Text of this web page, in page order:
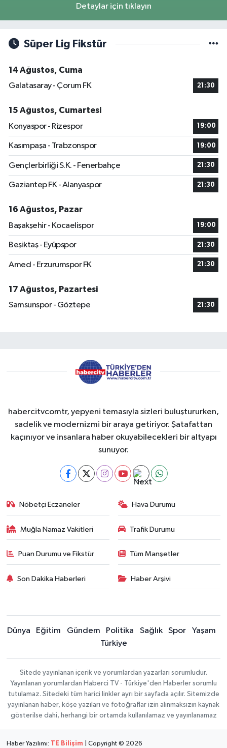
Detaylar için tıklayın
Süper Lig Fikstür
14 Ağustos, Cuma
Galatasaray - Çorum FK
21:30
15 Ağustos, Cumartesi
Konyaspor - Rizespor
19:00
Kasımpaşa - Trabzonspor 19:00
Gençlerbirliği S.K. - Fenerbahçe 21:30
Gaziantep FK - Alanyaspor 21:30
16 Ağustos, Pazar
Başakşehir - Kocaelispor
19:00
Beşiktaş - Eyüpspor 21:30
Amed - Erzurumspor FK 21:30
17 Ağustos, Pazartesi
Samsunspor - Göztepe
21:30
habercitvcomtr, yepyeni temasıyla sizleri buluştururken,
sadelik ve modernizmi bir araya getiriyor. Şatafattan
kaçınıyor ve insanlara haber okuyabilecekleri bir altyapı
sunuyor.
Nöbetçi Eczaneler Hava Durumu
Muğla Namaz Vakitleri Trafik Durumu
Puan Durumu ve Fikstür Tüm Manşetler
Son Dakika Haberleri Haber Arşivi
Dünya Eğitim Gündem Politika Sağlık Spor
Yaşam
Türkiye
Sitede yayınlanan içerik ve yorumlardan yazarları sorumludur.
Yayınlanan yorumlardan Haberci TV - Türkiye'den Haberler sorumlu
tutulamaz. Sitedeki tüm harici linkler ayrı bir sayfada açılır. Sitemizde
yayınlanan haber, köşe yazıları ve fotoğraflar izin alınmaksızın kaynak
gösterilse dahi, herhangi bir ortamda kullanılamaz ve yayınlanamaz
Haber Yazılımı: TE Bilişim | Copyright © 2026